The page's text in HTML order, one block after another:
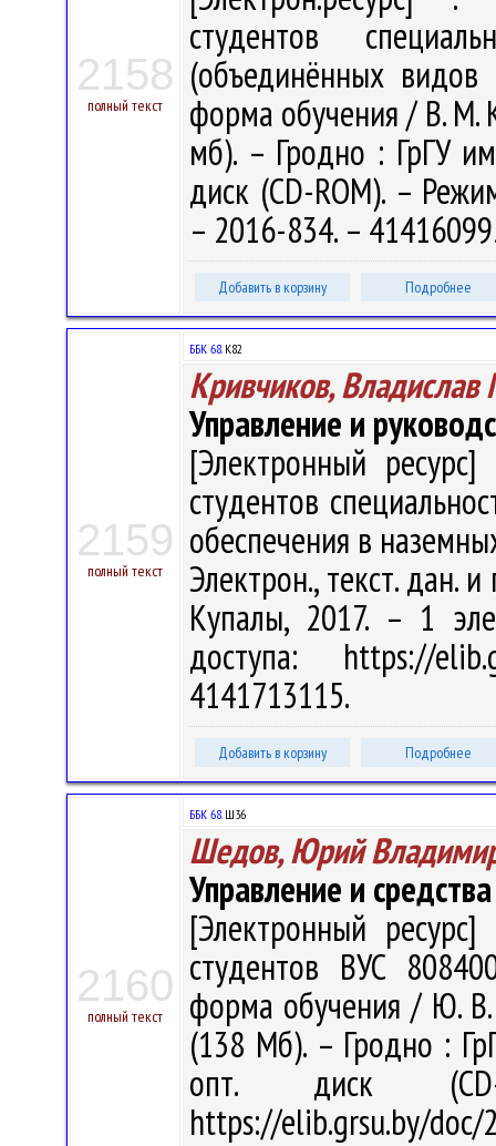
2158
полный текст
студентов
(объединённых видов
форма обучения / В. М.
мб). – Гродно : ГрГУ
диск (CD-ROM). –
– 2016-834. –
Добавить в корзину Подробнее
2159
полный текст
ББК 68.К82
Кривчиков, Владислав
Управление и
[Электронный
студентов
обеспечения в
Электрон., текст. дан.
Купалы, 2017. – 1
доступа: https://
4141713115.
Добавить в корзину Подробнее
2160
полный текст
ББК 68.Ш36
Шедов, Юрий
Управление и
[Электронный
студентов ВУС
форма обучения / Ю. В.
(138 Мб). – Гродно :
опт. диск
https://elib.grsu.by/doc/